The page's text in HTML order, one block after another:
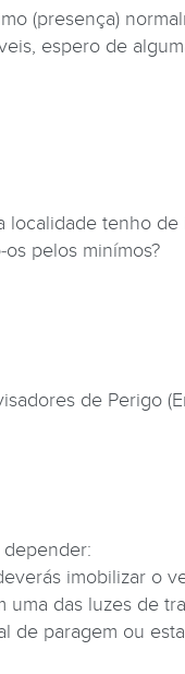
(presença)
espero de
localidade tenho
pelos minímos?
de Perigo
imobilizar o
das luzes de
de paragem ou